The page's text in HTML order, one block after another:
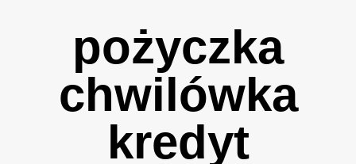
pożyczka
chwilówka
kredyt